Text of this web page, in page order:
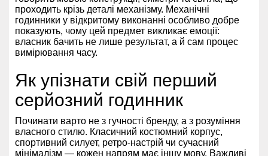
проходить крізь деталі механізму. Механічні
годинники у відкритому виконанні особливо добре
показують, чому цей предмет викликає емоції:
власник бачить не лише результат, а й сам процес
вимірювання часу.
Як упізнати свій перший
серйозний годинник
Починати варто не з гучності бренду, а з розуміння
власного стилю. Класичний костюмний корпус,
спортивний силует, ретро-настрій чи сучасний
мінімалізм — кожен напрям має іншу мову. Важливі